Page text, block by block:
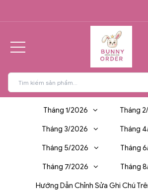
Tháng 1/2026 Tháng
Tháng 3/2026 Tháng
Tháng 5/2026 Tháng
Tháng 7/2026 Tháng
Hướng Dẫn Chỉnh Sửa Ghi Chú